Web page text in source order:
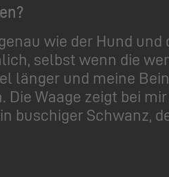
wie der Hund und
selbst wenn die
länger und meine
Waage zeigt bei
buschiger Schwanz,